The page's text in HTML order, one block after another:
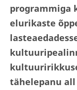
programmiga
elurikaste
tähelepanu